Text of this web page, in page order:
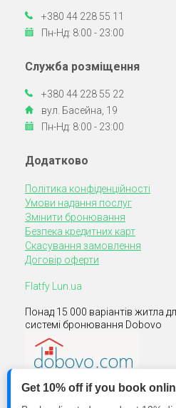
+380 44 228 55 11
Пн-Нд: 8:00 - 23:00
Служба розміщення
+380 44 228 55 22
вул. Басейна, 19
Пн-Нд: 8:00 - 23:00
Додатково
Політика конфіденційності
Умови надання послуг
Змінити бронювання
Безпека кредитних карт
Скасування замовлення
Договір оферти
Flatfy Lun.ua
Понад 15 000 варіантів житла
системі бронювання Dobovo
Ми на Facebook
Get 10% off if you book